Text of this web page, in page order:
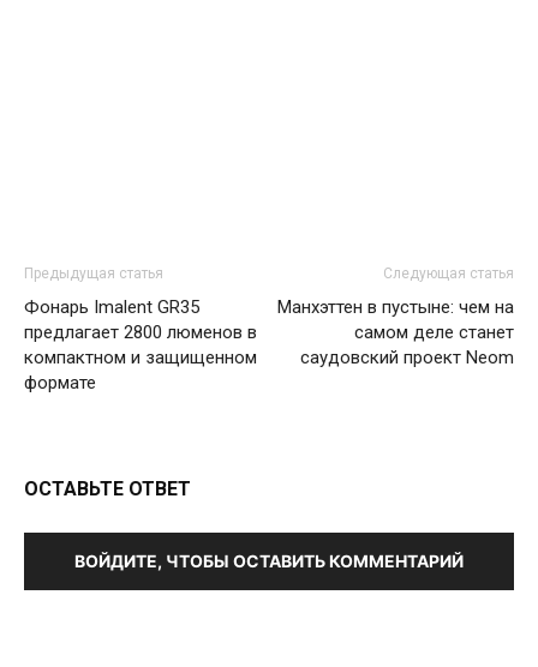
Предыдущая статья
Фонарь Imalent GR35
предлагает 2800 люменов в
компактном и защищенном
формате
Следующая статья
Манхэттен в пустыне: чем на
самом деле станет
саудовский проект Neom
ОСТАВЬТЕ ОТВЕТ
ВОЙДИТЕ, ЧТОБЫ ОСТАВИТЬ КОММЕНТАРИЙ